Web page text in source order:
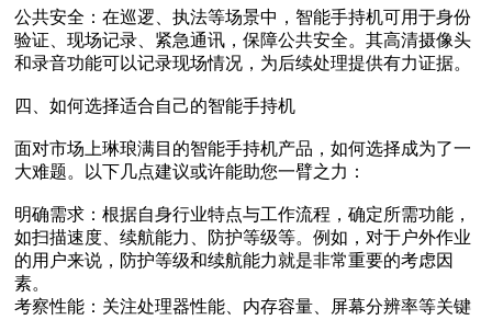
公共安全‌：在巡逻、执法等场景中，智能手持机可用于身份
验证、现场记录、紧急通讯，保障公共安全。其高清摄像头
和录音功能可以记录现场情况，为后续处理提供有力证据。
四、如何选择适合自己的智能手持机
面对市场上琳琅满目的智能手持机产品，如何选择成为了一
大难题。以下几点建议或许能助您一臂之力：
明确需求‌：根据自身行业特点与工作流程，确定所需功能，
如扫描速度、续航能力、防护等级等。例如，对于户外作业
的用户来说，防护等级和续航能力就是非常重要的考虑因
素。
考察性能‌：关注处理器性能、内存容量、屏幕分辨率等关键